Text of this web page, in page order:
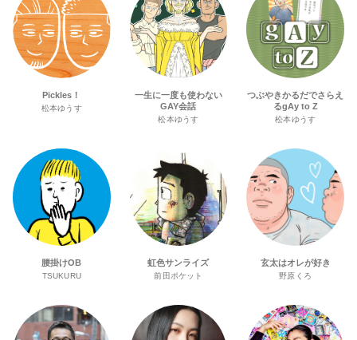
Pickles！
松本ゆうす
一生に一度も使わない
GAY会話
松本ゆうす
つぶやきかるだでさらえ
るgAy to Z
松本ゆうす
腰掛けOB
TSUKURU
虹色サンライズ
前田ポケット
玄太はオレが好き
野原くろ